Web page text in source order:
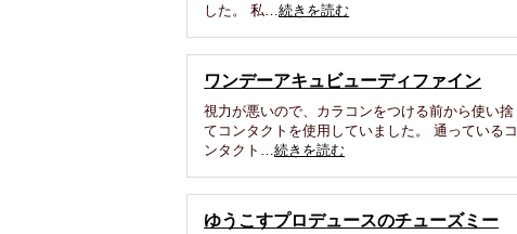
した。 私…続きを読む
ワンデーアキュビューディファイン
視力が悪いので、カラコンをつける前から使い捨
てコンタクトを使用していました。 通っているコ
ンタクト…続きを読む
ゆうこすプロデュースのチューズミー